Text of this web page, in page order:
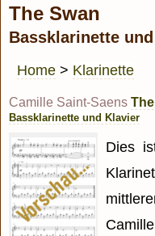
The Swan
Bassklarinette
Home > Klarinette
Camille Saint-Saens
Bassklarinette und Klavier
Dies